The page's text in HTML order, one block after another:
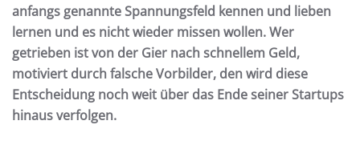
anfangs genannte Spannungsfeld kennen und lieben
lernen und es nicht wieder missen wollen. Wer
getrieben ist von der Gier nach schnellem Geld,
motiviert durch falsche Vorbilder, den wird diese
Entscheidung noch weit über das Ende seiner Startups
hinaus verfolgen.